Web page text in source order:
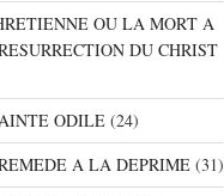
OU LA MORT A
DU CHRIST
ODILE(24)
A LA DEPRIME(31)